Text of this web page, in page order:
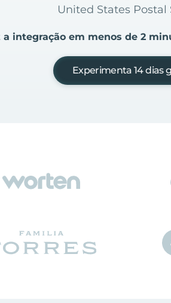
United States Postal
a integração em menos de 2
Experimenta 14 dias